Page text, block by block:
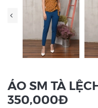
ÁO SM TÀ
350,000Đ